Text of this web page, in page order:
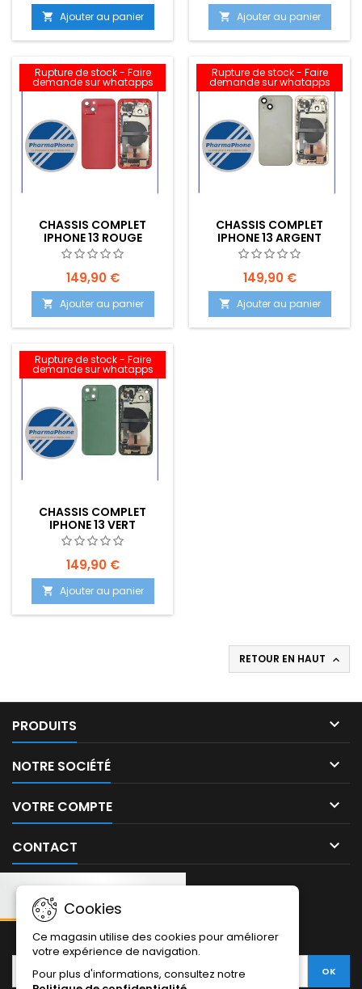
 Ajouter au panier  Ajouter au panier
Rupture de stock - Faire
demande sur whatapps
CHASSIS COMPLET
IPHONE 13 ROUGE
149,90 €
 Ajouter au panier
Rupture de stock - Faire
demande sur whatapps
CHASSIS COMPLET
IPHONE 13 ARGENT
149,90 €
 Ajouter au panier
Rupture de stock - Faire
demande sur whatapps
CHASSIS COMPLET
IPHONE 13 VERT
149,90 €
 Ajouter au panier
RETOUR EN HAUT 
PRODUITS 
NOTRE SOCIÉTÉ 
VOTRE COMPTE 
CONTACT 
Cookies
Ce magasin utilise des cookies pour améliorer
votre expérience de navigation.
Pour plus d'informations, consultez notre
NEWSLETTER: